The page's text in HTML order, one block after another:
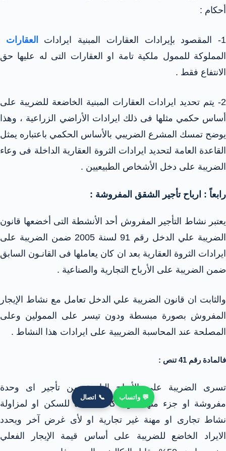
أحكام :
1- المقصود بإيرادات العقارات المبنية ايرادات
العقارات
المملوكة للممول ملكية تامة او العقارات التى له عليها حق
الانتفاع فقط .
2- يتم تحديد ايرادات العقارات المبنية الخاضعة للضريبة على
أساس حكمي مثلها فى ذلك ايرادات الأراضي الزراعية ، وهذا
يوضح تمسك المشرع الضريبي بالأساس الحكمي باعتباره يمثل
القاعدة العامة لتحديد ايرادات الثروة العقارية الداخلة فى وعاء
الضريبة على دخل الأشخاص الطبيعيين .
رابعاً : ارباح تأجير الشقق المفروشة :
يعتبر نشاط التأجير المفروش أحد الأنشطة التى أخضعها قانون
الضريبة علي الدخل رقم 91 لسنة 2005 ضمن الضريبة على
ايرادات الثروة العقارية بعد ان كان يعاملها فى القانـون السابق
ضمن الضريبة على الأرباح التجارية والصناعية .
والثابت ان قانون الضريبة علي الدخل تعامل مع نشاط الإيجار
المفروش بصورة مبسطة ودون تيسر على الممولين وعلى
المصلحة عند المحاسبة الضريبية على ايرادات هذا النشاط .
فالمادة رقم 41 تنص :
تسرى الضريبة على الأرباح الناتجة من تأجير اى وحدة
مفروشة او جزء منها سواء كانت معدة للسكن او لمزاولة
نشاط تجارى او مهنة غير تجارية او لأى غرض آخر ويحدد
الايراد الخاضع للضريبة على أساس قيمة الإيجار الفعلي
💬 واتساب 📞 اتصال